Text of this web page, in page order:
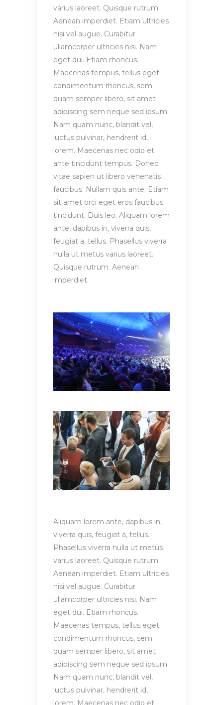
varius laoreet. Quisque rutrum.
Aenean imperdiet. Etiam ultricies
nisi vel augue. Curabitur
ullamcorper ultricies nisi. Nam
eget dui. Etiam rhoncus.
Maecenas tempus, tellus eget
condimentum rhoncus, sem
quam semper libero, sit amet
adipiscing sem neque sed ipsum.
Nam quam nunc, blandit vel,
luctus pulvinar, hendrerit id,
lorem. Maecenas nec odio et
ante tincidunt tempus. Donec
vitae sapien ut libero venenatis
faucibus. Nullam quis ante. Etiam
sit amet orci eget eros faucibus
tincidunt. Duis leo. Aliquam lorem
ante, dapibus in, viverra quis,
feugiat a, tellus. Phasellus viverra
nulla ut metus varius laoreet.
Quisque rutrum. Aenean
imperdiet.
Aliquam lorem ante, dapibus in,
viverra quis, feugiat a, tellus.
Phasellus viverra nulla ut metus
varius laoreet. Quisque rutrum.
Aenean imperdiet. Etiam ultricies
nisi vel augue. Curabitur
ullamcorper ultricies nisi. Nam
eget dui. Etiam rhoncus.
Maecenas tempus, tellus eget
condimentum rhoncus, sem
quam semper libero, sit amet
adipiscing sem neque sed ipsum.
Nam quam nunc, blandit vel,
luctus pulvinar, hendrerit id,
lorem. Maecenas nec odio et